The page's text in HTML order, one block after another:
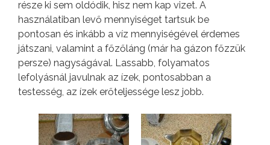
része ki sem oldódik, hisz nem kap vizet. A
használatiban levő mennyiséget tartsuk be
pontosan és inkább a víz mennyiségével érdemes
játszani, valamint a főzőláng (már ha gázon főzzük
persze) nagyságával. Lassabb, folyamatos
lefolyásnál javulnak az ízek, pontosabban a
testesség, az ízek erőteljessége lesz jobb.